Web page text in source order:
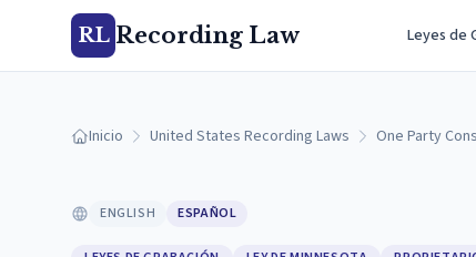
RL Recording Law Leyes de
Inicio United States Recording Laws One Party
ENGLISH ESPAÑOL